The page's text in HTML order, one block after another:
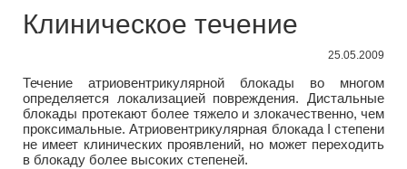
Клиническое течение
25.05.2009
Течение атриовентрикулярной блокады во многом
определяется локализацией повреждения. Дистальные
блокады протекают более тяжело и злокачественно, чем
проксимальные. Атриовентрикулярная блокада I степени
не имеет клинических проявлений, но может переходить
в блокаду более высоких степеней.